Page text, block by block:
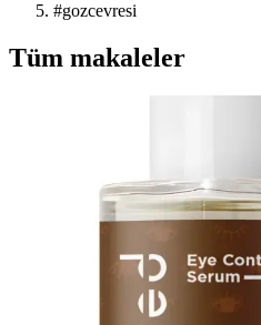
#gozcevresi
Tüm makaleler